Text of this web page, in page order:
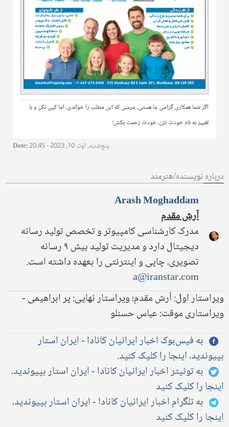
اگر شما همکاری گرامی ما هستی، مرسی که این مطلب را خواندی، اما کپی نکن و با
تغییر به نام خودت نزن، خودت زحمت بکش!
Date: پنج‌شنبه, اوت 10, 2023 - 20:45
درباره نویسنده/هنرمند
Arash Moghaddam
آرش مقدم
مدرک کارشناسی کامپیوتر و تخصص تولید رسانه
دیجیتال دارد و مدیریت تولید بیش ۹ رسانه
تصویری، چاپی و اینترنتی را بعهده داشته است.
a@iranstar.com
ویراستار اول: آرش مقدم؛ ویراستار نهایی: پر ابراهیمی -
ویراستاری موقت: عباس حسنلو
به فیس‌بوک اخبار ایرانیان کانادا - ایران استار
بپیوندید، اینجا را کلیک کنید.
به توئیتر اخبار ایرانیان کانادا - ایران استار بپیوندید،
اینجا را کلیک کنید
به تلگرام اخبار ایرانیان کانادا - ایران استار بپیوندید،
اینجا را کلیک کنید